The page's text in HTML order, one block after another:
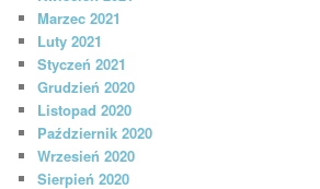
Marzec 2021
Luty 2021
Styczeń 2021
Grudzień 2020
Listopad 2020
Październik 2020
Wrzesień 2020
Sierpień 2020